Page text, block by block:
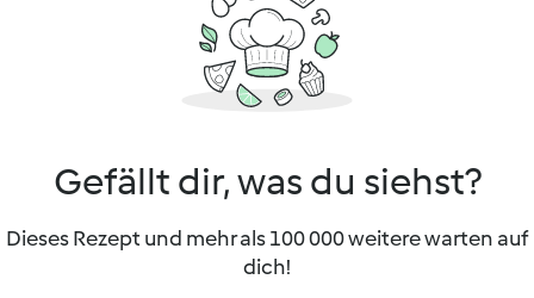
Gefällt dir, was du siehst?
Dieses Rezept und mehr als 100 000 weitere warten auf
dich!